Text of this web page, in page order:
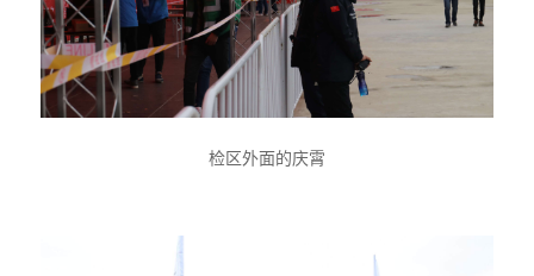
检区外面的庆霄